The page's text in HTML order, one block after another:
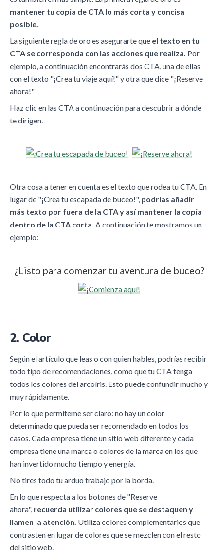
mantener tu copia de CTA lo más corta y concisa
posible.
La siguiente regla de oro es asegurarte que el texto en tu
CTA se corresponda con las acciones que realiza. Por
ejemplo, a continuación encontrarás dos CTA, una de ellas
con el texto "¡Crea tu viaje aquí!" y otra que dice "¡Reserve
ahora!"
Haz clic en las CTA a continuación para descubrir a dónde
te dirigen.
Otra cosa a tener en cuenta es el texto que rodea tu CTA. En
lugar de "¡Crea tu escapada de buceo!", podrías añadir
más texto por fuera de la CTA y así mantener la copia
dentro de la CTA corta. A continuación te mostramos un
ejemplo:
¿Listo para comenzar tu aventura de buceo?
2. Color
Según el artículo que leas o con quien hables, podrías recibir
todo tipo de recomendaciones, como que tu CTA tenga
todos los colores del arcoíris. Esto puede confundir mucho y
muy rápidamente.
Por lo que permíteme ser claro: no hay un color
determinado que pueda ser recomendado en todos los
casos. Cada empresa tiene un sitio web diferente y cada
empresa tiene una marca o colores de la marca en los que
han invertido mucho tiempo y energía.
No tires todo tu arduo trabajo por la borda.
En lo que respecta a los botones de "Reserve
ahora", recuerda utilizar colores que se destaquen y
llamen la atención. Utiliza colores complementarios que
contrasten en lugar de colores que se mezclen con el resto
del sitio web.